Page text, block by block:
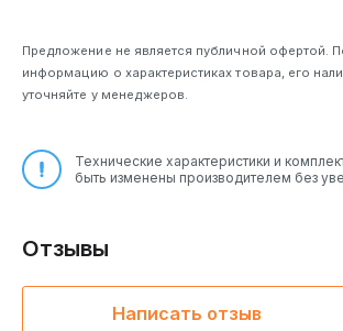
Особый встроенный оптический датчик
разрешением 18 000 DPI обеспечивает
отслеживание и возможность
Предложение не является публичной офертой.
информацию о характеристиках товара, его
уточняйте у менеджеров.
Технические характеристики и
быть изменены производителем без
Отзывы
Написать отзыв